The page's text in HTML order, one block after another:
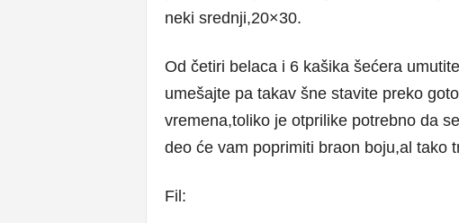
neki srednji,20×30.
Od četiri belaca i 6 kašika šećera
umešajte pa takav šne stavite preko
vremena,toliko je otprilike potrebno da
deo će vam poprimiti braon boju,al tako
Fil: